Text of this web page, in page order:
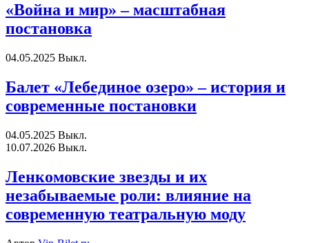
«Война и мир» – масштабная
постановка
04.05.2025 Выкл.
Балет «Лебединое озеро» – история и
современные постановки
04.05.2025 Выкл.
10.07.2026 Выкл.
Ленкомовские звезды и их
незабываемые роли: влияние на
современную театральную моду